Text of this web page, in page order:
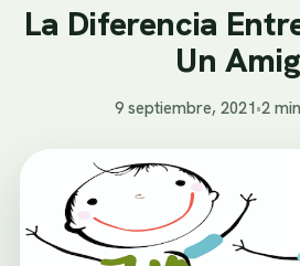
La Diferencia
Un
9 septiembre, 2021•2